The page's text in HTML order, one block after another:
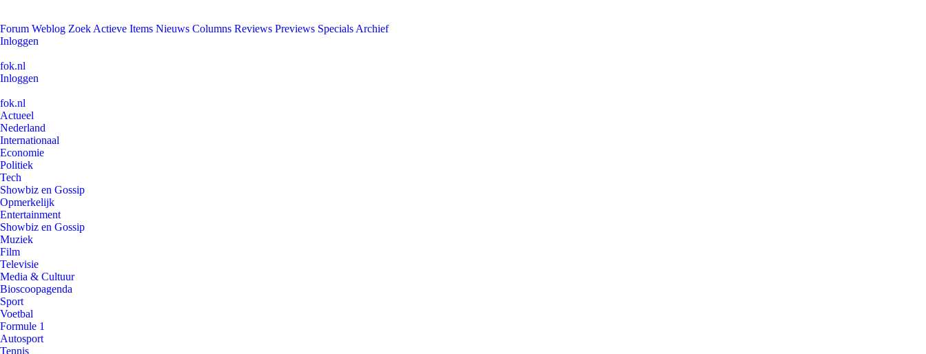
Forum Weblog Zoek Actieve Items Nieuws Columns Reviews Previews Specials Archief
Inloggen
fok.nl
Inloggen
fok.nl
Actueel
Nederland
Internationaal
Economie
Politiek
Tech
Showbiz en Gossip
Opmerkelijk
Entertainment
Showbiz en Gossip
Muziek
Film
Televisie
Media & Cultuur
Bioscoopagenda
Sport
Voetbal
Formule 1
Autosport
Tennis